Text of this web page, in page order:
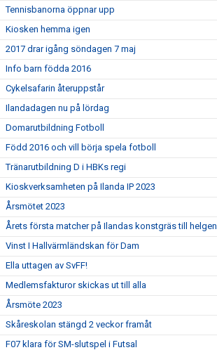
Tennisbanorna öppnar upp
Kiosken hemma igen
2017 drar igång söndagen 7 maj
Info barn födda 2016
Cykelsafarin återuppstår
Ilandadagen nu på lördag
Domarutbildning Fotboll
Född 2016 och vill börja spela fotboll
Tränarutbildning D i HBKs regi
Kioskverksamheten på Ilanda IP 2023
Årsmötet 2023
Årets första matcher på Ilandas konstgräs till helgen
Vinst I Hallvärmländskan för Dam
Ella uttagen av SvFF!
Medlemsfakturor skickas ut till alla
Årsmöte 2023
Skåreskolan stängd 2 veckor framåt
F07 klara för SM-slutspel i Futsal